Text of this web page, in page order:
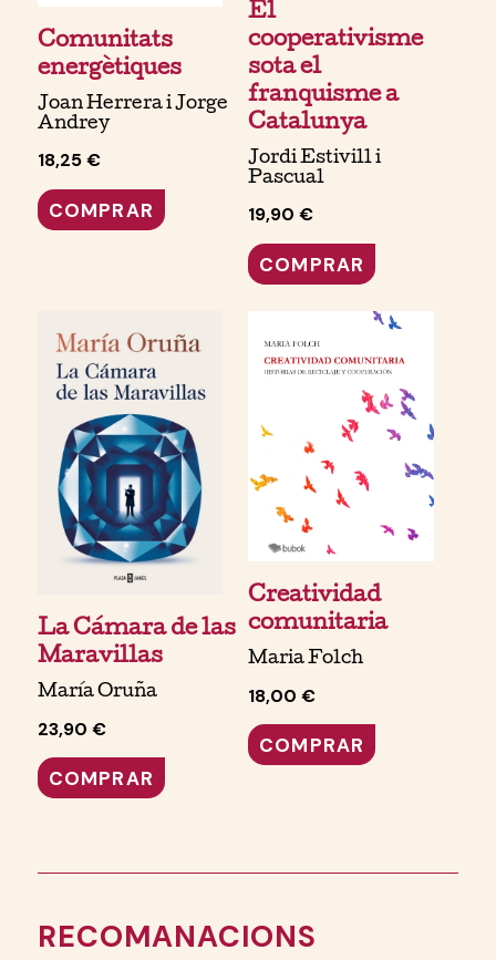
Comunitats
energètiques
Joan Herrera i Jorge
Andrey
18,25 €
COMPRAR
El
cooperativisme
sota el
franquisme a
Catalunya
Jordi Estivill i
Pascual
19,90 €
COMPRAR
La Cámara de las
Maravillas
María Oruña
23,90 €
COMPRAR
Creatividad
comunitaria
Maria Folch
18,00 €
COMPRAR
RECOMANACIONS